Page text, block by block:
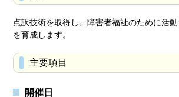
点訳技術を取得し、障害者福祉のために活
を育成します。
主要項目
開催日